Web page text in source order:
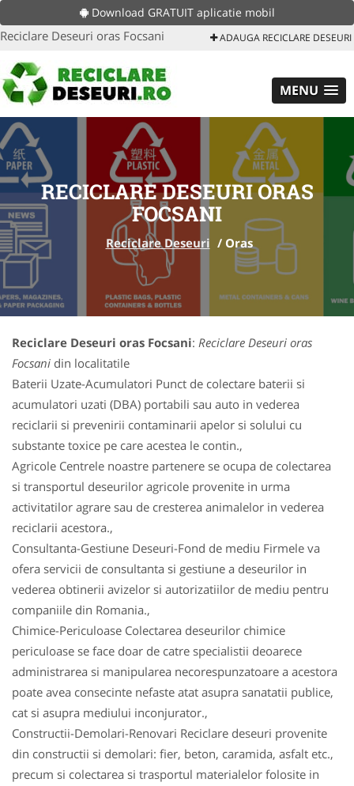
Download GRATUIT aplicatie mobil
Reciclare Deseuri oras Focsani ADAUGA RECICLARE DESEURI
MENU
RECICLARE DESEURI ORAS
FOCSANI
Reciclare Deseuri / Oras
Reciclare Deseuri oras Focsani: Reciclare Deseuri oras
Focsani din localitatile
Baterii Uzate-Acumulatori Punct de colectare baterii si
acumulatori uzati (DBA) portabili sau auto in vederea
reciclarii si prevenirii contaminarii apelor si solului cu
substante toxice pe care acestea le contin.,
Agricole Centrele noastre partenere se ocupa de colectarea
si transportul deseurilor agricole provenite in urma
activitatilor agrare sau de cresterea animalelor in vederea
reciclarii acestora.,
Consultanta-Gestiune Deseuri-Fond de mediu Firmele va
ofera servicii de consultanta si gestiune a deseurilor in
vederea obtinerii avizelor si autorizatiilor de mediu pentru
companiile din Romania.,
Chimice-Periculoase Colectarea deseurilor chimice
periculoase se face doar de catre specialistii deoarece
administrarea si manipularea necorespunzatoare a acestora
poate avea consecinte nefaste atat asupra sanatatii publice,
cat si asupra mediului inconjurator.,
Constructii-Demolari-Renovari Reciclare deseuri provenite
din constructii si demolari: fier, beton, caramida, asfalt etc.,
precum si colectarea si trasportul materialelor folosite in